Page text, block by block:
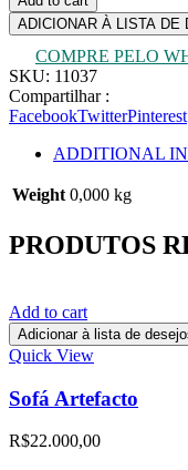
ADICIONAR À LISTA DE
COMPRE PELO
SKU: 11037
Compartilhar :
FacebookTwitterPinterest
ADDITIONAL
Weight 0,000 kg
PRODUTOS
Add to cart
Adicionar à lista de
Quick View
Sofá Artefacto
R$22.000,00